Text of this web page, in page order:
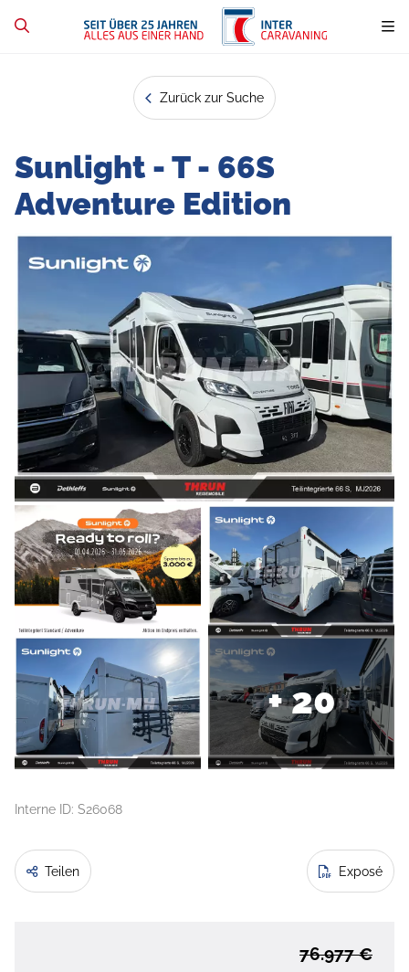
Zurück zur Suche
Sunlight - T - 66S
Adventure Edition
+ 20
Interne ID: S26068
Teilen Exposé
76.977 €